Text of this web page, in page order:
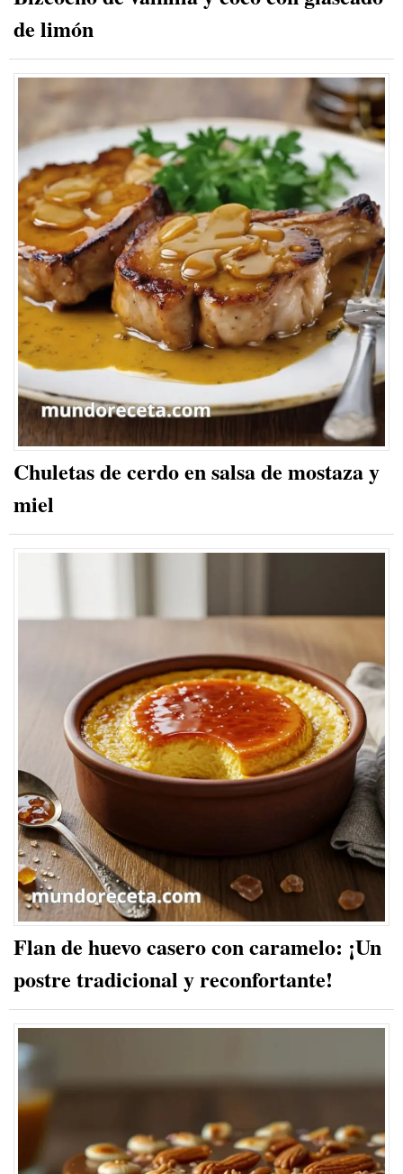
de limón
Chuletas de cerdo en salsa de mostaza y
miel
Flan de huevo casero con caramelo: ¡Un
postre tradicional y reconfortante!